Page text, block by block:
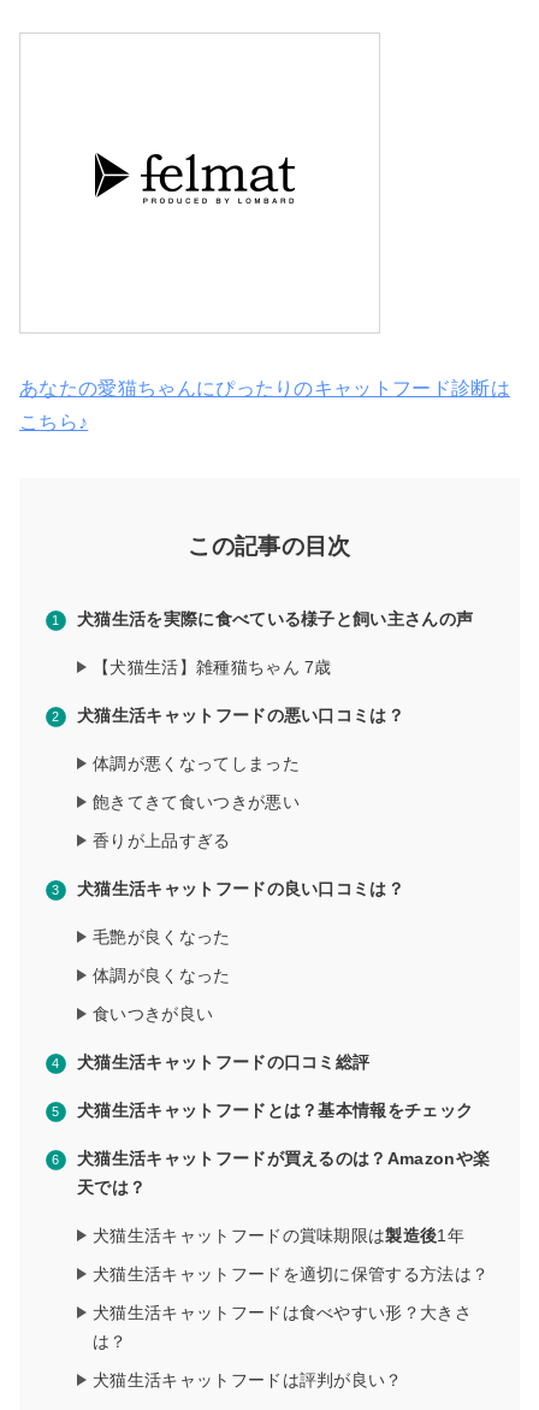
あなたの愛猫ちゃんにぴったりのキャットフード診断は
こちら♪
この記事の目次
犬猫生活を実際に食べている様子と飼い主さんの声
【犬猫生活】雑種猫ちゃん 7歳
犬猫生活キャットフードの悪い口コミは？
体調が悪くなってしまった
飽きてきて食いつきが悪い
香りが上品すぎる
犬猫生活キャットフードの良い口コミは？
毛艶が良くなった
体調が良くなった
食いつきが良い
犬猫生活キャットフードの口コミ総評
犬猫生活キャットフードとは？基本情報をチェック
犬猫生活キャットフードが買えるのは？Amazonや楽
天では？
犬猫生活キャットフードの賞味期限は製造後1年
犬猫生活キャットフードを適切に保管する方法は？
犬猫生活キャットフードは食べやすい形？大きさ
は？
犬猫生活キャットフードは評判が良い？